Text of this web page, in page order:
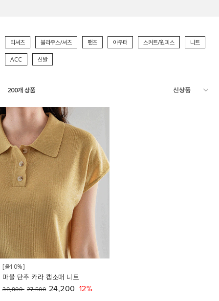
티셔츠 블라우스/셔츠 팬츠 아우터 스커트/원피스 니트
ACC 신발
200개 상품
[울10%]
마블 단추 카라 캡소매 니트
30,800 27,500 24,200 12%